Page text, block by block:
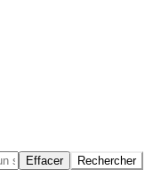
Effacer Rechercher